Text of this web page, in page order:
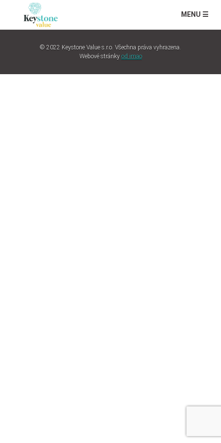
MENU ☰
© 2022 Keystone Value s.r.o. Všechna práva vyhrazena.
Webové stránky od imao